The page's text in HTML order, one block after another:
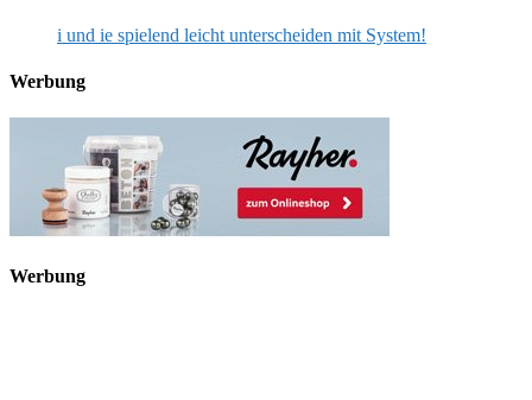
i und ie spielend leicht unterscheiden mit System!
Werbung
Werbung